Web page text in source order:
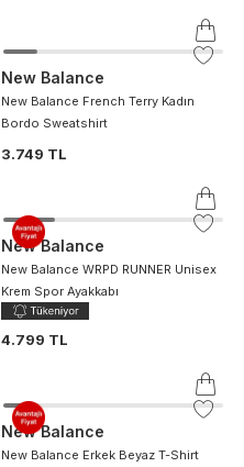
New Balance
New Balance French Terry Kadın
Bordo Sweatshirt
3.749 TL
New Balance
New Balance WRPD RUNNER Unisex
Krem Spor Ayakkabı
4.799 TL
New Balance
New Balance Erkek Beyaz T-Shirt